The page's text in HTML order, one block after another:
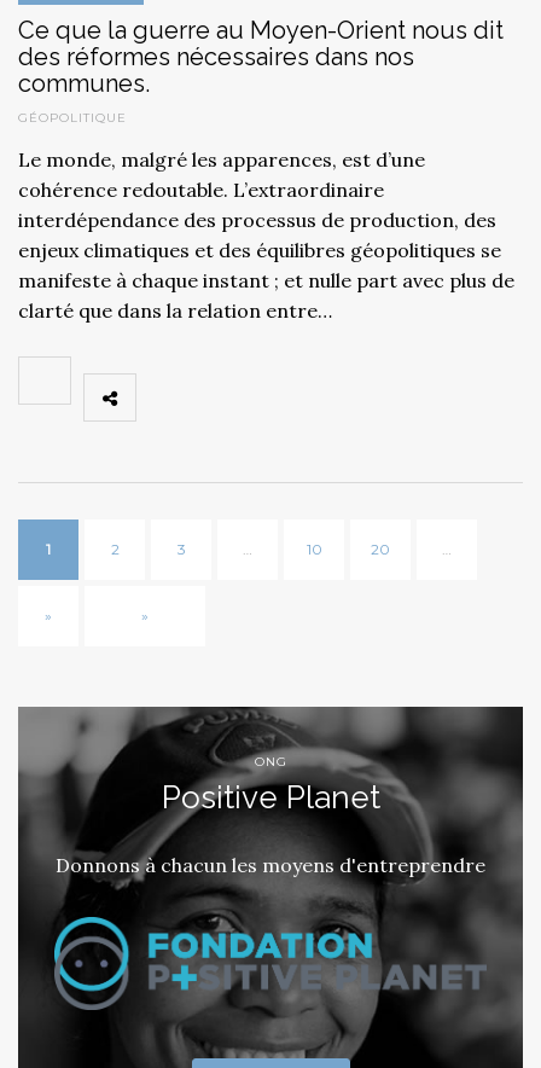
Ce que la guerre au Moyen-Orient nous dit
des réformes nécessaires dans nos
communes.
GÉOPOLITIQUE
Le monde, malgré les apparences, est d’une
cohérence redoutable. L’extraordinaire
interdépendance des processus de production, des
enjeux climatiques et des équilibres géopolitiques se
manifeste à chaque instant ; et nulle part avec plus de
clarté que dans la relation entre…
1 2 3 10 20
» »
ONG
Positive Planet
Donnons à chacun les moyens d'entreprendre